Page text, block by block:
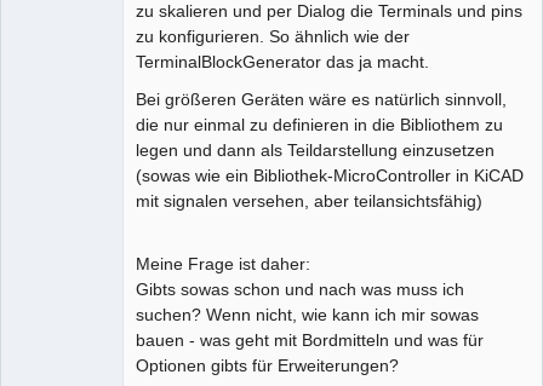
zu skalieren und per Dialog die Terminals und pins
zu konfigurieren. So ähnlich wie der
TerminalBlockGenerator das ja macht.
Bei größeren Geräten wäre es natürlich sinnvoll,
die nur einmal zu definieren in die Bibliothem zu
legen und dann als Teildarstellung einzusetzen
(sowas wie ein Bibliothek-MicroController in KiCAD
mit signalen versehen, aber teilansichtsfähig)
Meine Frage ist daher:
Gibts sowas schon und nach was muss ich
suchen? Wenn nicht, wie kann ich mir sowas
bauen - was geht mit Bordmitteln und was für
Optionen gibts für Erweiterungen?